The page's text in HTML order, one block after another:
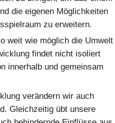
die eigenen Möglichkeiten
zu erweitern.
weit wie möglich die Umwelt
findet nicht isoliert
innerhalb und gemeinsam
verändern wir auch
Gleichzeitig übt unsere